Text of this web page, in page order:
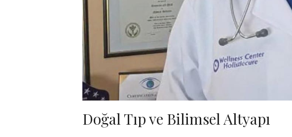
Doğal Tıp ve Bilimsel Altyapı